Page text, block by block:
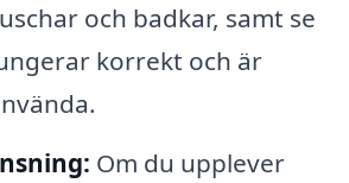
och badkar, samt se
korrekt och är
Om du upplever